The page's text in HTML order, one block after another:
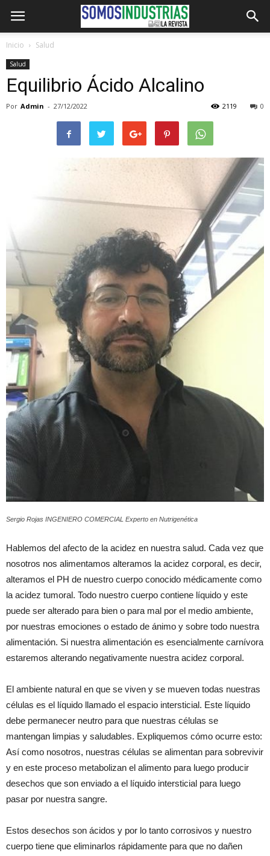
Inicio Salud
Salud
Equilibrio Ácido Alcalino
Por Admin - 27/12/2022 0
2119
Sergio Rojas INGENIERO COMERCIAL Experto en Nutrigenética
Hablemos del afecto de la acidez en nuestra salud. Cada vez que
nosotros nos alimentamos alteramos la acidez corporal, es decir,
alteramos el PH de nuestro cuerpo conocido médicamente como
la acidez tumoral. Todo nuestro cuerpo contiene líquido y este
puede ser alterado para bien o para mal por el medio ambiente,
por nuestras emociones o estado de ánimo y sobre todo nuestra
alimentación. Si nuestra alimentación es esencialmente carnívora
estaremos alterando negativamente nuestra acidez corporal.
El ambiente natural en que se viven y se mueven todas nuestras
células es el líquido llamado el espacio intersticial. Este líquido
debe permanecer neutro para que nuestras células se
mantengan limpias y saludables. Expliquemos cómo ocurre esto:
Así como nosotros, nuestras células se alimentan para sobrevivir
y en este proceso metabolizan el alimento para luego producir
desechos que son enviado a el líquido intersticial para luego
pasar por nuestra sangre.
Estos desechos son ácidos y por lo tanto corrosivos y nuestro
cuerpo tiene que eliminarlos rápidamente para que no dañen